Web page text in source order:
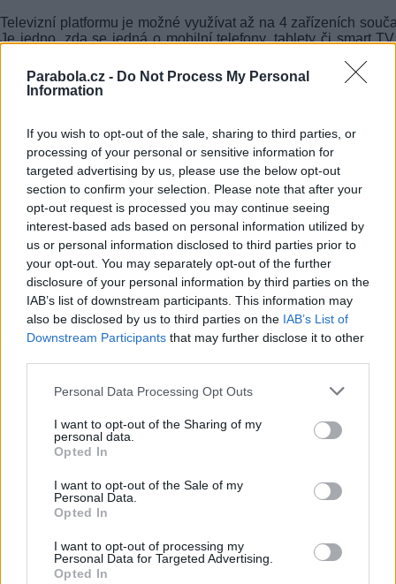
Parabola.cz - Do Not Process My Personal
Information
If you wish to opt-out of the sale, sharing to third parties, or
processing of your personal or sensitive information for
targeted advertising by us, please use the below opt-out
section to confirm your selection. Please note that after your
opt-out request is processed you may continue seeing
interest-based ads based on personal information utilized by
us or personal information disclosed to third parties prior to
your opt-out. You may separately opt-out of the further
disclosure of your personal information by third parties on the
IAB’s list of downstream participants. This information may
also be disclosed by us to third parties on the IAB’s List of
Downstream Participants that may further disclose it to other
Personal Data Processing Opt Outs
I want to opt-out of the Sharing of my
personal data.
Opted In
I want to opt-out of the Sale of my
Personal Data.
Opted In
I want to opt-out of processing my
Personal Data for Targeted Advertising.
Opted In
Televizní platformu je možné využívat až na 4 zařízeních
Je jedno, zda se jedná o mobilní telefony, tablety či smart
alespoň 3 Mbit/s.
FACEBOOK TWITTER
Přečtěte si také
Eurosport Wimbledon 4K opět v nabídce Antik TV
Lepší.TV přidává chytré funkce, nové stanice a posiluje stabilitu
Hudební televize Vantage již u nás. V nabídce Lepší.TV
Reklama
Pracovní nabídky
48.400 Kč • příspěvek na ubytování (Jihlava, okres Jihlava)
48.400 Kč • náborový bonus 50.000 Kč • příspěvek na ubytování
okres Jihlava)
07.08.2026 -Specialista pro elektronická zařízení údržby (m/ž) (tř.
06.08.2026 - Bosch Powertrain s.r.o. Jihlava • CNC operátor• mzda
Kč • náborový bonus 50.000 Kč • příspěvek na ubytování (Jihlava,
Jihlava)
týdenní zálohy na mzdu 2.000 Kč (Jihlava, okres Jihlava)
... další nabídky zaměstnání